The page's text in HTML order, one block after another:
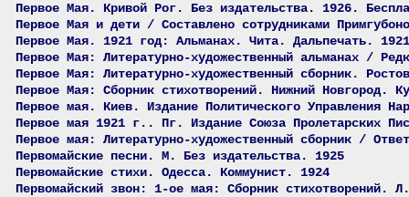
Первое Мая. Кривой Рог. Без издательства. 1926.
Первое Мая и дети / Составлено сотрудниками
Первое Мая. 1921 год: Альманах. Чита. Дальпечать. 1921
Первое Мая: Литературно-художественный альманах /
Первое Мая: Литературно-художественный сборник.
Первое Мая: Сборник стихотворений. Нижний Новгород.
Первое мая. Киев. Издание Политического Управления
Первое мая 1921 г.. Пг. Издание Союза Пролетарских
Первое мая: Литературно-художественный сборник /
Первомайские песни. М. Без издательства. 1925
Первомайские стихи. Одесса. Коммунист. 1924
Первомайский звон: 1-ое мая: Сборник стихотворений.